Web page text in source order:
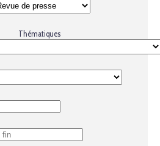
Thématiques